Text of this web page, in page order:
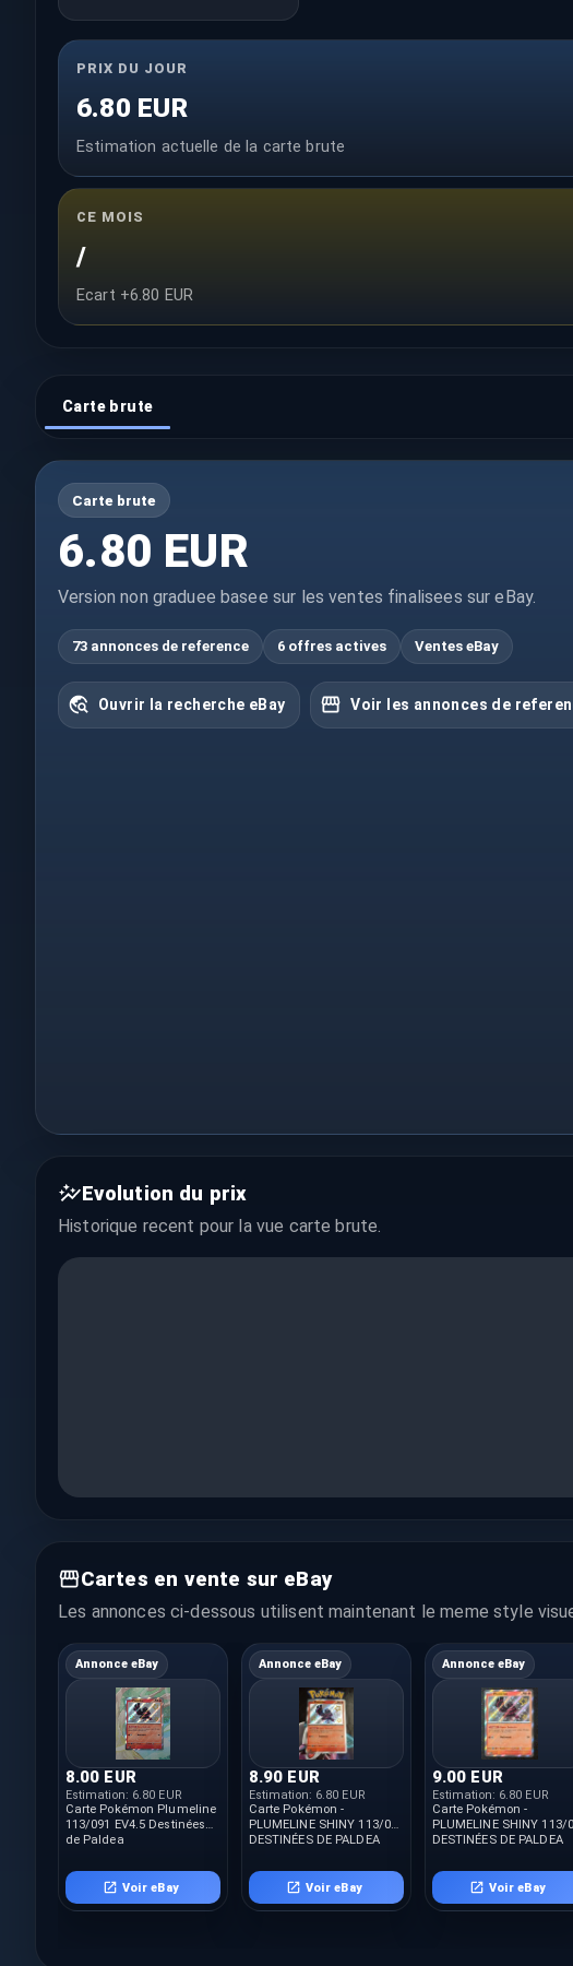
PRIX DU JOUR
6.80 EUR
Estimation actuelle de la carte brute
CE MOIS
/
Ecart +6.80 EUR
Carte brute
Carte brute
6.80 EUR
Version non graduee basee sur les ventes finalisees sur eBay.
73 annonces de reference 6 offres actives Ventes eBay
Ouvrir la recherche eBay Voir les annonces de
Evolution du prix
Historique recent pour la vue carte brute
Cartes en vente sur eBay
Les annonces ci-dessous utilisent maintenant le meme style
Annonce eBay
8.00 EUR
Estimation: 6.80 EUR
Carte Pokémon Plumeline
113/091 EV4.5 Destinées
de Paldea
Voir eBay
Annonce eBay
8.90 EUR
Estimation: 6.80 EUR
Carte Pokémon -
PLUMELINE SHINY 113/091
DESTINÉES DE PALDEA
Voir eBay
Annonce eBay
9.00 EUR
Estimation: 6.80 EUR
Carte Pokémon -
PLUMELINE SHINY 113/
DESTINÉES DE PALDEA
Voir eBay